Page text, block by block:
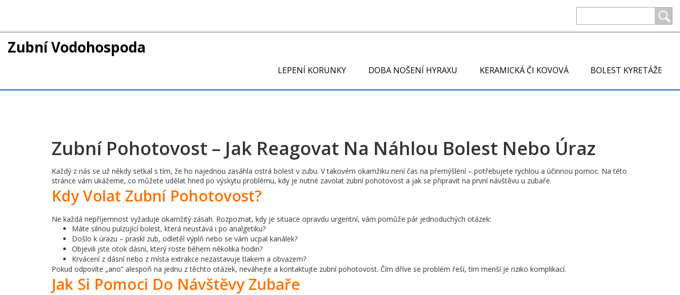
Zubní Vodohospoda
LEPENÍ KORUNKY DOBA NOŠENÍ HYRAXU KERAMICKÁ ČI KOVOVÁ BOLEST KYRETÁŽE
Zubní Pohotovost – Jak Reagovat Na Náhlou Bolest Nebo Úraz
Každý z nás se už někdy setkal s tím, že ho najednou zasáhla ostrá bolest v zubu. V takovém okamžiku není čas na přemýšlení – potřebujete rychlou a účinnou pomoc. Na této
stránce vám ukážeme, co můžete udělat hned po výskytu problému, kdy je nutné zavolat zubní pohotovost a jak se připravit na první návštěvu u zubaře.
Kdy Volat Zubní Pohotovost?
Ne každá nepříjemnost vyžaduje okamžitý zásah. Rozpoznat, kdy je situace opravdu urgentní, vám pomůže pár jednoduchých otázek:
Máte silnou pulzující bolest, která neustává i po analgetiku?
Došlo k úrazu – praskl zub, odletěl výplň nebo se vám ucpal kanálek?
Objevili jste otok dásní, který roste během několika hodin?
Krvácení z dásní nebo z místa extrakce nezastavuje tlakem a obvazem?
Pokud odpovíte „ano“ alespoň na jednu z těchto otázek, neváhejte a kontaktujte zubní pohotovost. Čím dříve se problém řeší, tím menší je riziko komplikací.
Jak Si Pomoci Do Návštěvy Zubaře